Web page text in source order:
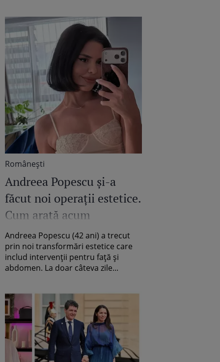
Româneşti
Andreea Popescu și-a
făcut noi operații estetice.
Cum arată acum
influencerița: „Sunt eu, în
caz că nu mă
recunoașteți”
Andreea Popescu (42 ani) a trecut
prin noi transformări estetice care
includ intervenții pentru față și
abdomen. La doar câteva zile...